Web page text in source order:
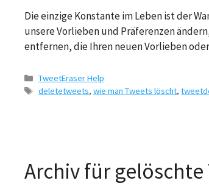
Die einzige Konstante im Leben ist der
unsere Vorlieben und Präferenzen
entfernen, die Ihren neuen Vorlieben
Kategorien
TweetEraser Help
Tags
deletetweets,wie man Tweets löscht,
Archiv für